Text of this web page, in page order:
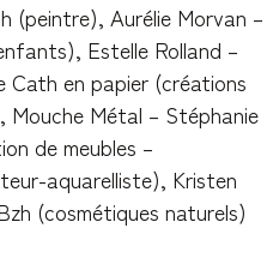
(peintre), Aurélie Morvan –
Estelle Rolland –
Cath en papier (créations
Mouche Métal – Stéphanie
de meubles –
aquarelliste), Kristen
(cosmétiques naturels)